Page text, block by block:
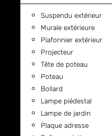
Suspendu extérieur
Murale extérieure
Plafonnier extérieur
Projecteur
Tête de poteau
Poteau
Bollard
Lampe piédestal
Lampe de jardin
Plaque adresse